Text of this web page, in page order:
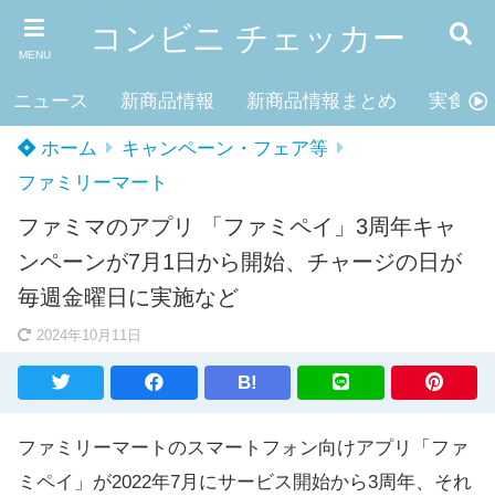
MENU コンビニ チェッカー
ニュース 新商品情報 新商品情報まとめ 実食レ
ホーム
キャンペーン・フェア等
ファミリーマート
ファミマのアプリ 「ファミペイ」3周年キャ
ンペーンが7月1日から開始、チャージの日が
毎週金曜日に実施など
2024年10月11日
B!
ファミリーマートのスマートフォン向けアプリ「ファ
ミペイ」が2022年7月にサービス開始から3周年、それ